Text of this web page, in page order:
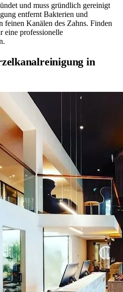
und muss gründlich gereinigt
entfernt Bakterien und
feinen Kanälen des Zahns. Finden
eine professionelle
in